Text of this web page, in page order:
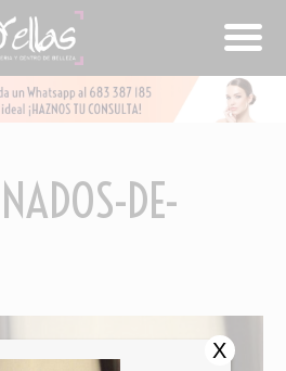
DE-
X